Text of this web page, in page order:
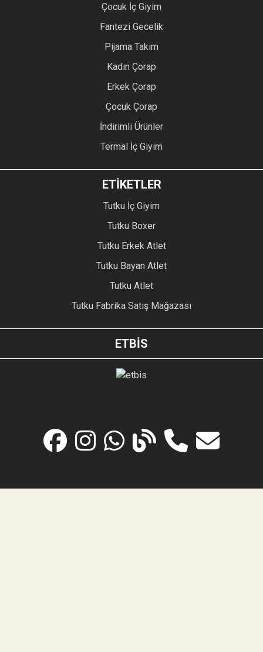
Çocuk İç Giyim
Fantezi Gecelik
Pijama Takım
Kadın Çorap
Erkek Çorap
Çocuk Çorap
İndirimli Ürünler
Termal İç Giyim
ETİKETLER
Tutku İç Giyim
Tutku Boxer
Tutku Erkek Atlet
Tutku Bayan Atlet
Tutku Atlet
Tutku Fabrika Satış Mağazası
ETBİS